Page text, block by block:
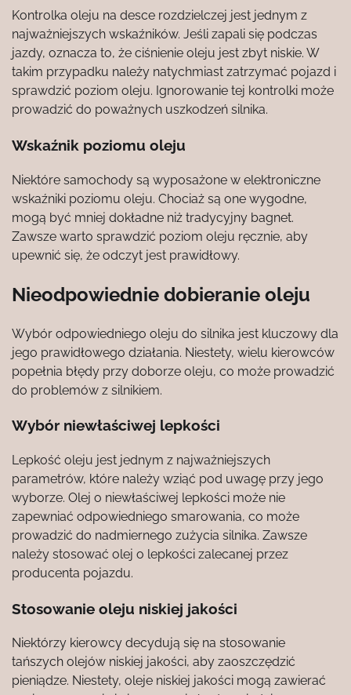
Kontrolka oleju na desce rozdzielczej jest jednym z
najważniejszych wskaźników. Jeśli zapali się podczas
jazdy, oznacza to, że ciśnienie oleju jest zbyt niskie. W
takim przypadku należy natychmiast zatrzymać pojazd i
sprawdzić poziom oleju. Ignorowanie tej kontrolki może
prowadzić do poważnych uszkodzeń silnika.
Wskaźnik poziomu oleju
Niektóre samochody są wyposażone w elektroniczne
wskaźniki poziomu oleju. Chociaż są one wygodne,
mogą być mniej dokładne niż tradycyjny bagnet.
Zawsze warto sprawdzić poziom oleju ręcznie, aby
upewnić się, że odczyt jest prawidłowy.
Nieodpowiednie dobieranie oleju
Wybór odpowiedniego oleju do silnika jest kluczowy dla
jego prawidłowego działania. Niestety, wielu kierowców
popełnia błędy przy doborze oleju, co może prowadzić
do problemów z silnikiem.
Wybór niewłaściwej lepkości
Lepkość oleju jest jednym z najważniejszych
parametrów, które należy wziąć pod uwagę przy jego
wyborze. Olej o niewłaściwej lepkości może nie
zapewniać odpowiedniego smarowania, co może
prowadzić do nadmiernego zużycia silnika. Zawsze
należy stosować olej o lepkości zalecanej przez
producenta pojazdu.
Stosowanie oleju niskiej jakości
Niektórzy kierowcy decydują się na stosowanie
tańszych olejów niskiej jakości, aby zaoszczędzić
pieniądze. Niestety, oleje niskiej jakości mogą zawierać